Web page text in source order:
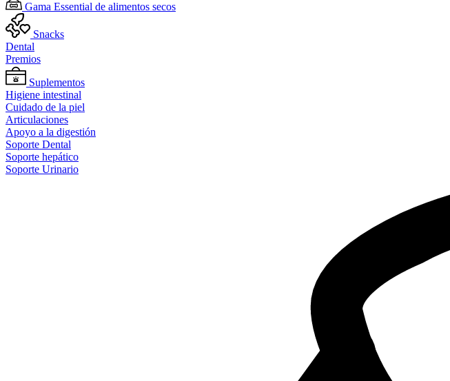
Gama Essential de alimentos secos
Snacks
Dental
Premios
Suplementos
Higiene intestinal
Cuidado de la piel
Articulaciones
Apoyo a la digestión
Soporte Dental
Soporte hepático
Soporte Urinario